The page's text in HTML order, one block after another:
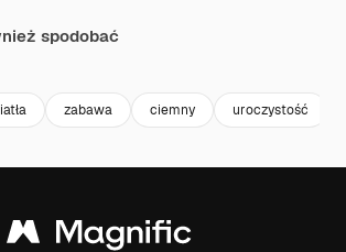
spodobać
zabawa ciemny uroczystość